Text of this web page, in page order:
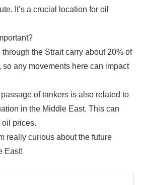
It’s a crucial location for oil
through the Strait carry about 20% of
so any movements here can impact
of tankers is also related to
in the Middle East. This can
oil prices.
really curious about the future
East!